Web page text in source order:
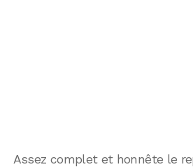
Assez complet et honnête le